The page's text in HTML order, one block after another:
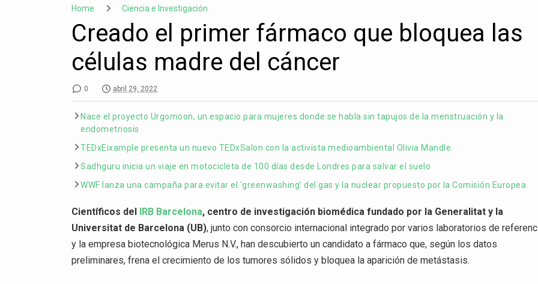
Home Ciencia e Investigación
Creado el primer fármaco que bloquea las
células madre del cáncer
0 abril 29, 2022
Nace el proyecto Urgomoon, un espacio para mujeres donde se habla sin tapujos de la menstruación y la
endometriosis
TEDxEixample presenta un nuevo TEDxSalon con la activista medioambiental Olivia Mandle.
Sadhguru inicia un viaje en motocicleta de 100 días desde Londres para salvar el suelo
WWF lanza una campaña para evitar el ‘greenwashing’ del gas y la nuclear propuesto por la Comisión Europea
Científicos del IRB Barcelona, centro de investigación biomédica fundado por la Generalitat y la
Universitat de Barcelona (UB), junto con consorcio internacional integrado por varios laboratorios de
y la empresa biotecnológica Merus N.V., han descubierto un candidato a fármaco que, según los datos
preliminares, frena el crecimiento de los tumores sólidos y bloquea la aparición de metástasis.